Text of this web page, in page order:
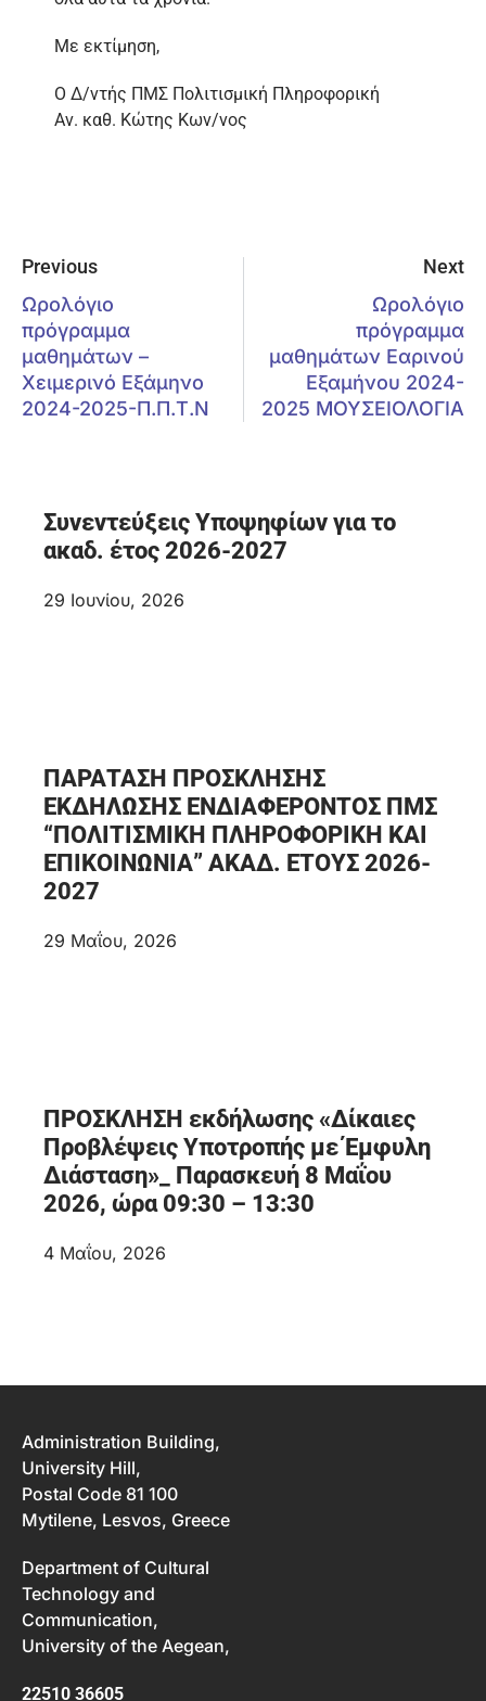
Με εκτίμηση,
Ο Δ/ντής ΠΜΣ Πολιτισμική Πληροφορική
Αν. καθ. Κώτης Κων/νος
Previous
Ωρολόγιο
πρόγραμμα
μαθημάτων –
Χειμερινό Εξάμηνο
2024-2025-Π.Π.Τ.Ν
Next
Ωρολόγιο
πρόγραμμα
μαθημάτων Εαρινού
Εξαμήνου 2024-
2025 ΜΟΥΣΕΙΟΛΟΓΙΑ
Συνεντεύξεις Υποψηφίων για το
ακαδ. έτος 2026-2027
29 Ιουνίου, 2026
ΠΑΡΑΤΑΣΗ ΠΡΟΣΚΛΗΣΗΣ
ΕΚΔΗΛΩΣΗΣ ΕΝΔΙΑΦΕΡΟΝΤΟΣ ΠΜΣ
“ΠΟΛΙΤΙΣΜΙΚΗ ΠΛΗΡΟΦΟΡΙΚΗ ΚΑΙ
ΕΠΙΚΟΙΝΩΝΙΑ” ΑΚΑΔ. ΕΤΟΥΣ 2026-
2027
29 Μαΐου, 2026
ΠΡΟΣΚΛΗΣΗ εκδήλωσης «Δίκαιες
Προβλέψεις Υποτροπής με Έμφυλη
Διάσταση»_ Παρασκευή 8 Μαΐου
2026, ώρα 09:30 – 13:30
4 Μαΐου, 2026
Administration Building,
University Hill,
Postal Code 81 100
Mytilene, Lesvos, Greece
Department of Cultural
Technology and
Communication,
University of the Aegean,
22510 36605